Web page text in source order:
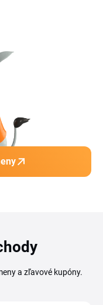
a zľavové kupóny.